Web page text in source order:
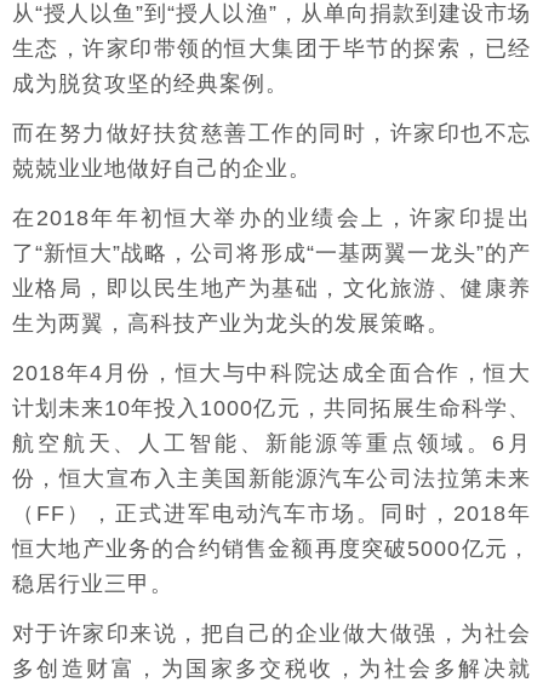
从“授人以鱼”到“授人以渔”，从单向捐款到建设市场
生态，许家印带领的恒大集团于毕节的探索，已经
成为脱贫攻坚的经典案例。
而在努力做好扶贫慈善工作的同时，许家印也不忘
兢兢业业地做好自己的企业。
在2018年年初恒大举办的业绩会上，许家印提出
了“新恒大”战略，公司将形成“一基两翼一龙头”的产
业格局，即以民生地产为基础，文化旅游、健康养
生为两翼，高科技产业为龙头的发展策略。
2018年4月份，恒大与中科院达成全面合作，恒大
计划未来10年投入1000亿元，共同拓展生命科学、
航空航天、人工智能、新能源等重点领域。6月
份，恒大宣布入主美国新能源汽车公司法拉第未来
（FF），正式进军电动汽车市场。同时，2018年
恒大地产业务的合约销售金额再度突破5000亿元，
稳居行业三甲。
对于许家印来说，把自己的企业做大做强，为社会
多创造财富，为国家多交税收，为社会多解决就